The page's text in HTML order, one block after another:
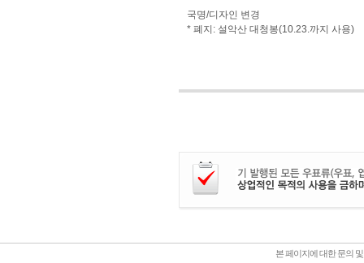
국명/디자인 변경
* 폐지: 설악산 대청봉(10.23.까지 사용)
본 페이지에 대한 문의